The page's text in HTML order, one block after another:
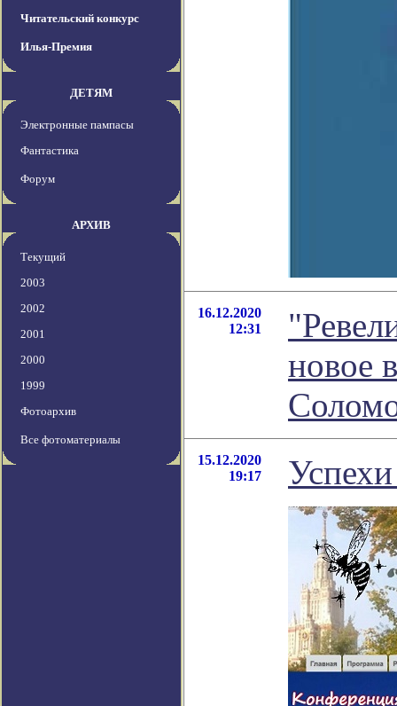
Читательский конкурс
Илья-Премия
ДЕТЯМ
Электронные пампасы
Фантастика
Форум
АРХИВ
Текущий
2003
2002
2001
2000
1999
Фотоархив
Все фотоматериалы
16.12.2020
12:31
новое
15.12.2020
19:17